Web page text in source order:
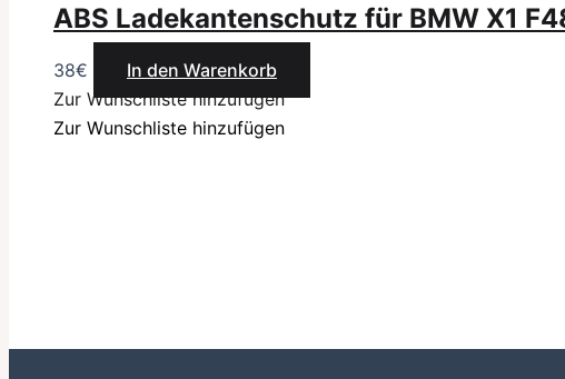
ABS Ladekantenschutz für BMW X1
38€
In den Warenkorb
Zur Wunschliste hinzufügen
Zur Wunschliste hinzufügen